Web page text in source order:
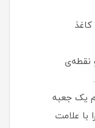
نقطه‌ی
یک جعبه
با علامت